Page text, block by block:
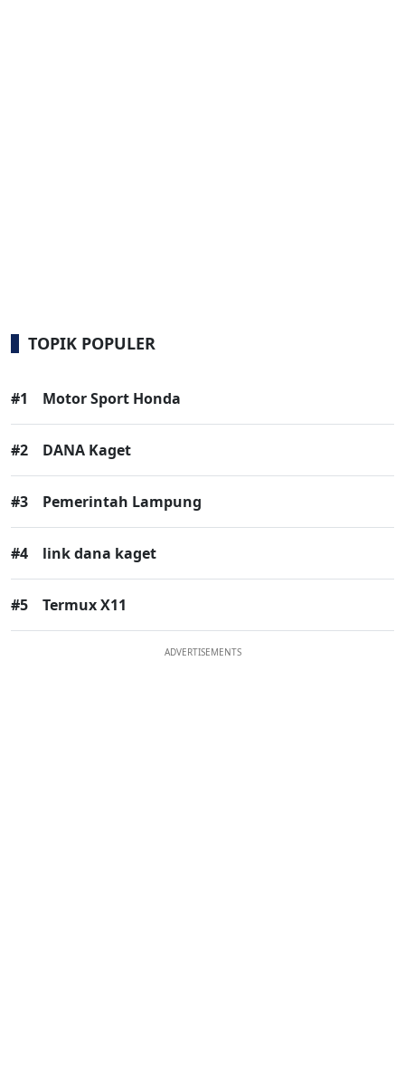
TOPIK POPULER
#1 Motor Sport Honda
#2 DANA Kaget
#3 Pemerintah Lampung
#4 link dana kaget
#5 Termux X11
ADVERTISEMENTS